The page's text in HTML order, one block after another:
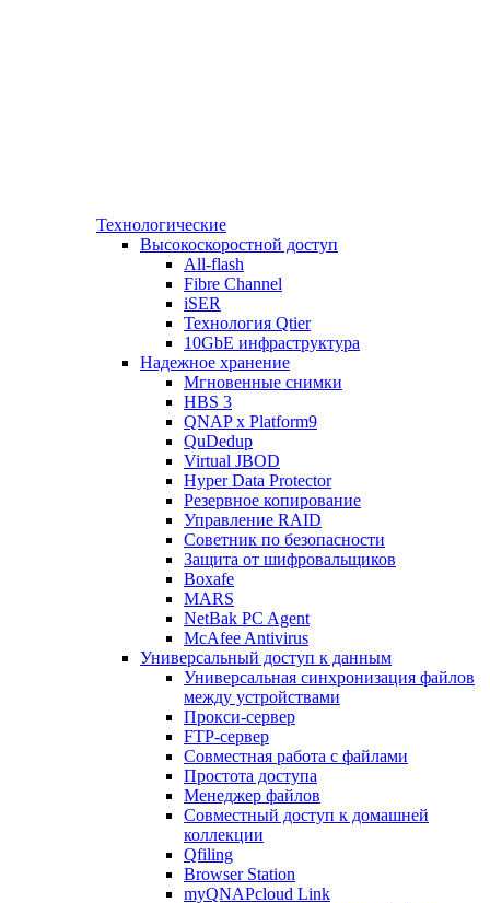
Технологические
Высокоскоростной доступ
All-flash
Fibre Channel
iSER
Технология Qtier
10GbE инфраструктура
Надежное хранение
Мгновенные снимки
HBS 3
QNAP x Platform9
QuDedup
Virtual JBOD
Hyper Data Protector
Резервное копирование
Управление RAID
Советник по безопасности
Защита от шифровальщиков
Boxafe
MARS
NetBak PC Agent
McAfee Antivirus
Универсальный доступ к данным
Универсальная синхронизация файлов
между устройствами
Прокси-сервер
FTP-сервер
Совместная работа с файлами
Простота доступа
Менеджер файлов
Совместный доступ к домашней
коллекции
Qfiling
Browser Station
myQNAPcloud Link